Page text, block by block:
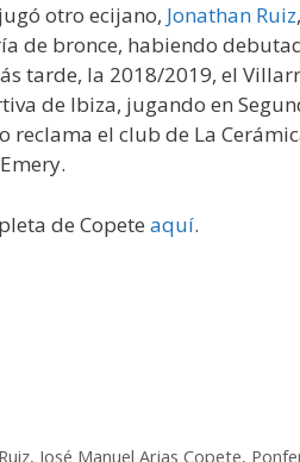
otro ecijano, Jonathan Ruiz
de bronce, habiendo
tarde, la 2018/2019, el
de Ibiza, jugando en
reclama el club de La
de Copete aquí.
, José Manuel Arias Copete,